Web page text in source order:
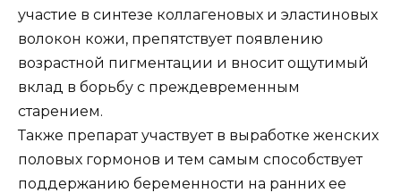
участие в синтезе коллагеновых и эластиновых
волокон кожи, препятствует появлению
возрастной пигментации и вносит ощутимый
вклад в борьбу с преждевременным
старением.
Также препарат участвует в выработке женских
половых гормонов и тем самым способствует
поддержанию беременности на ранних ее